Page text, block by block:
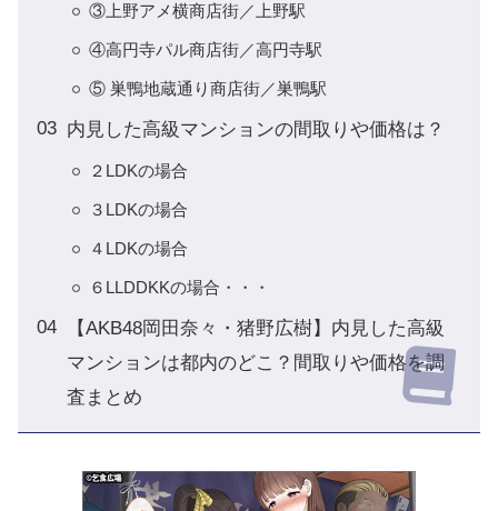
③上野アメ横商店街／上野駅
④高円寺パル商店街／高円寺駅
⑤ 巣鴨地蔵通り商店街／巣鴨駅
内見した高級マンションの間取りや価格は？
２LDKの場合
３LDKの場合
４LDKの場合
６LLDDKKの場合・・・
【AKB48岡田奈々・猪野広樹】内見した高級
マンションは都内のどこ？間取りや価格を調
査まとめ